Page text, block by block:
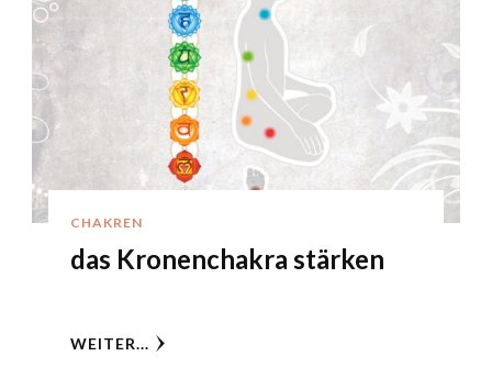
CHAKREN
das Kronenchakra stärken
WEITER...